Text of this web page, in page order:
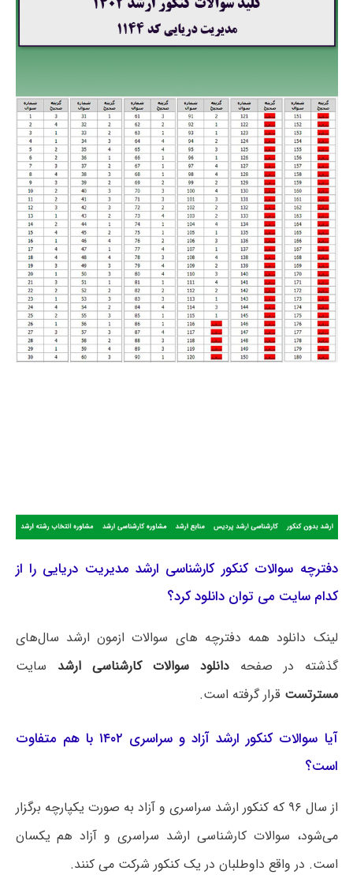
دفترچه سوالات کنکور کارشناسی ارشد مدیریت دریایی را از
کدام سایت می توان دانلود کرد؟
لینک دانلود همه دفترچه های سوالات ازمون ارشد سال‌های
گذشته در صفحه
دانلود سوالات کارشناسی ارشد
سایت
مسترتست قرار گرفته است.
آیا سوالات کنکور ارشد آزاد و سراسری ۱۴۰۲ با هم متفاوت
است؟
از سال ۹۶ که کنکور ارشد سراسری و آزاد به صورت یکپارچه برگزار
می‌شود، سوالات کارشناسی ارشد سراسری و آزاد هم یکسان
است. در واقع داوطلبان در یک کنکور شرکت می کنند.